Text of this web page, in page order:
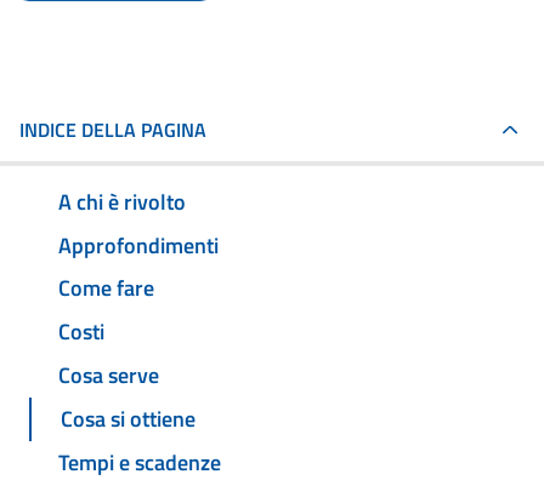
INDICE DELLA PAGINA
A chi è rivolto
Approfondimenti
Come fare
Costi
Cosa serve
Cosa si ottiene
Tempi e scadenze